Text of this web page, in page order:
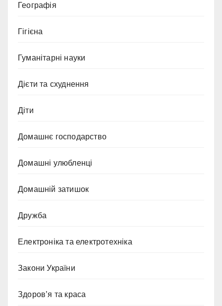
Географія
Гігієна
Гуманітарні науки
Дієти та схуднення
Діти
Домашнє господарство
Домашні улюбленці
Домашній затишок
Дружба
Електроніка та електротехніка
Закони України
Здоров’я та краса